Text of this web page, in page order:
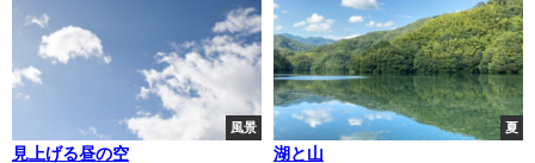
風景
見上げる昼の空
夏
湖と山